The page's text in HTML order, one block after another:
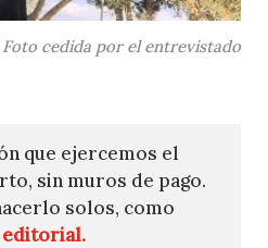
Foto cedida por el entrevistado
que ejercemos el
sin muros de pago.
solos, como
editorial.